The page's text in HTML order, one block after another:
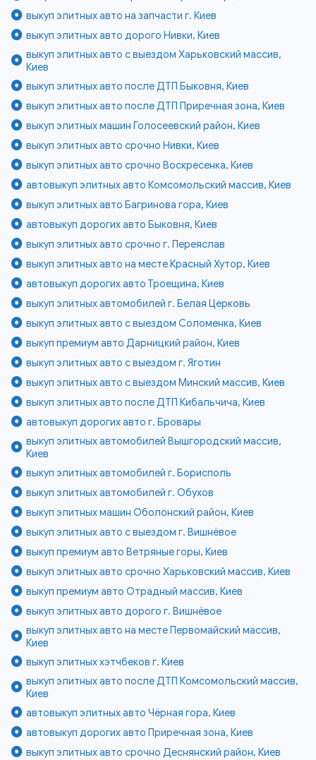
выкуп элитных авто на запчасти г. Киев
выкуп элитных авто дорого Нивки, Киев
выкуп элитных авто с выездом Харьковский массив,
Киев
выкуп элитных авто после ДТП Быковня, Киев
выкуп элитных авто после ДТП Приречная зона, Киев
выкуп элитных машин Голосеевский район, Киев
выкуп элитных авто срочно Нивки, Киев
выкуп элитных авто срочно Воскресенка, Киев
автовыкуп элитных авто Комсомольский массив, Киев
выкуп элитных авто Багринова гора, Киев
автовыкуп дорогих авто Быковня, Киев
выкуп элитных авто срочно г. Переяслав
выкуп элитных авто на месте Красный Хутор, Киев
автовыкуп дорогих авто Троещина, Киев
выкуп элитных автомобилей г. Белая Церковь
выкуп элитных авто с выездом Соломенка, Киев
выкуп премиум авто Дарницкий район, Киев
выкуп элитных авто с выездом г. Яготин
выкуп элитных авто с выездом Минский массив, Киев
выкуп элитных авто после ДТП Кибальчича, Киев
автовыкуп дорогих авто г. Бровары
выкуп элитных автомобилей Вышгородский массив,
Киев
выкуп элитных автомобилей г. Борисполь
выкуп элитных автомобилей г. Обухов
выкуп элитных машин Оболонский район, Киев
выкуп элитных авто с выездом г. Вишнёвое
выкуп премиум авто Ветряные горы, Киев
выкуп элитных авто срочно Харьковский массив, Киев
выкуп премиум авто Отрадный массив, Киев
выкуп элитных авто дорого г. Вишнёвое
выкуп элитных авто на месте Первомайский массив,
Киев
выкуп элитных хэтчбеков г. Киев
выкуп элитных авто после ДТП Комсомольский массив,
Киев
автовыкуп элитных авто Чёрная гора, Киев
автовыкуп дорогих авто Приречная зона, Киев
выкуп элитных авто срочно Деснянский район, Киев